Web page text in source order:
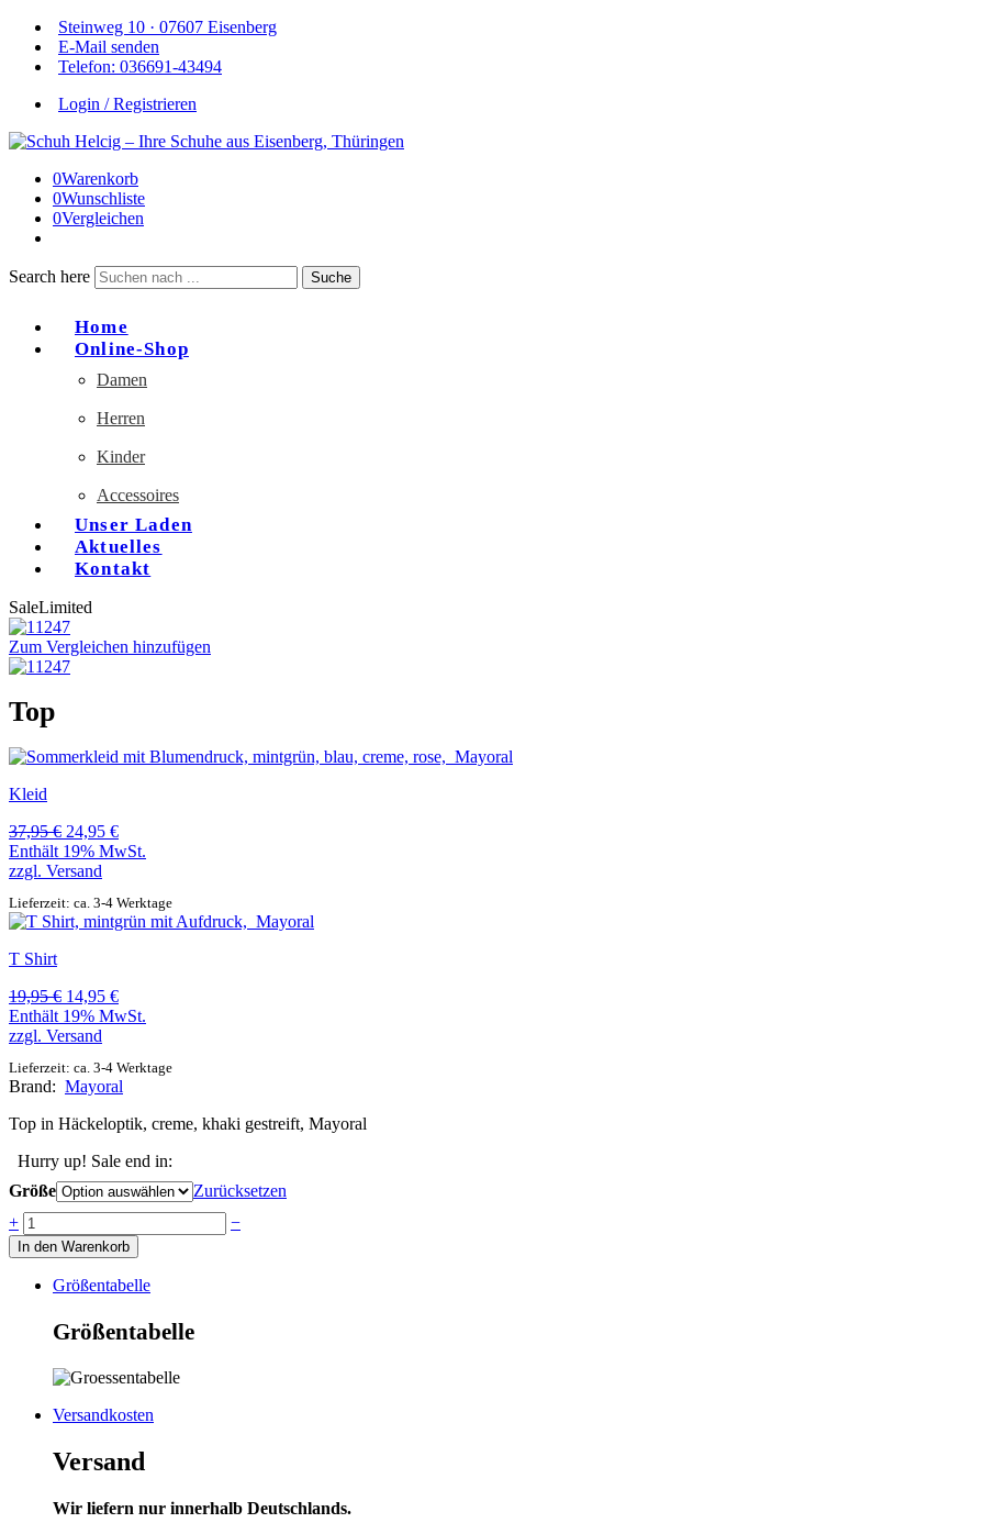
Steinweg 10 · 07607 Eisenberg
E-Mail senden
Telefon: 036691-43494
Login / Registrieren
0Warenkorb
0Wunschliste
0Vergleichen
Search here Suche
Home
Online-Shop
Damen
Herren
Kinder
Accessoires
Unser Laden
Aktuelles
Kontakt
SaleLimited
Zum Vergleichen hinzufügen
Top
Kleid
37,95€ Ursprünglicher
Preis
war:
24,95 €Aktueller
Preis
Enthält 19% MwSt.
zzgl. Versand
Lieferzeit: ca. 3-4 Werktage
T Shirt
19,95€ Ursprünglicher
Preis
war:
14,95 €Aktueller
Preis
Enthält 19% MwSt.
zzgl. Versand
Lieferzeit: ca. 3-4 Werktage
Brand: Mayoral
Top in Häckeloptik, creme, khaki gestreift, Mayoral
Hurry up! Sale end in:
Größe
Zurücksetzen
Anzahl
+ −
In den Warenkorb
Größentabelle
Größentabelle
Versandkosten
Versand
Wir liefern nur innerhalb Deutschlands.